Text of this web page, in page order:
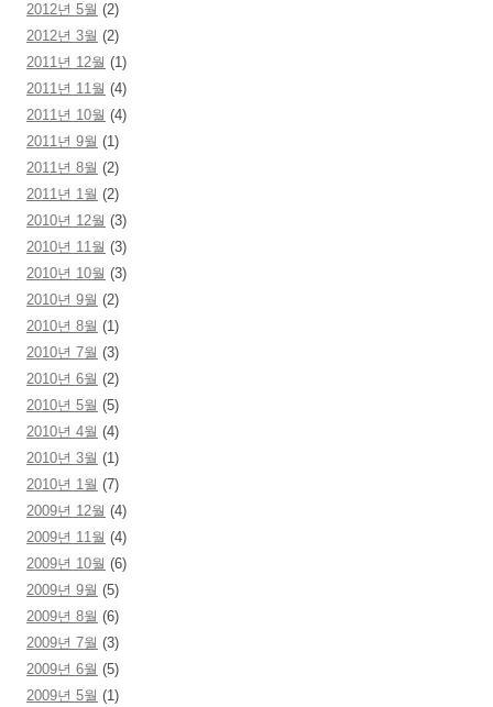
2012년 5월 (2)
2012년 3월 (2)
2011년 12월 (1)
2011년 11월 (4)
2011년 10월 (4)
2011년 9월 (1)
2011년 8월 (2)
2011년 1월 (2)
2010년 12월 (3)
2010년 11월 (3)
2010년 10월 (3)
2010년 9월 (2)
2010년 8월 (1)
2010년 7월 (3)
2010년 6월 (2)
2010년 5월 (5)
2010년 4월 (4)
2010년 3월 (1)
2010년 1월 (7)
2009년 12월 (4)
2009년 11월 (4)
2009년 10월 (6)
2009년 9월 (5)
2009년 8월 (6)
2009년 7월 (3)
2009년 6월 (5)
2009년 5월 (1)